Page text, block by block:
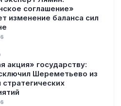
соглашение»
изменение баланса сил
акция» государству:
Шереметьево из
стратегических